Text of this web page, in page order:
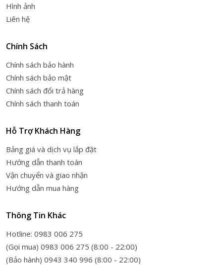
Hình ảnh
Liên hệ
Chính Sách
Chính sách bảo hành
Chính sách bảo mật
Chính sách đổi trả hàng
Chính sách thanh toán
Hỗ Trợ Khách Hàng
Bảng giá và dịch vụ lắp đặt
Hướng dẫn thanh toán
Vận chuyển và giao nhận
Hướng dẫn mua hàng
Thông Tin Khác
Hotline: 0983 006 275
(Gọi mua) 0983 006 275 (8:00 - 22:00)
(Bảo hành) 0943 340 996 (8:00 - 22:00)